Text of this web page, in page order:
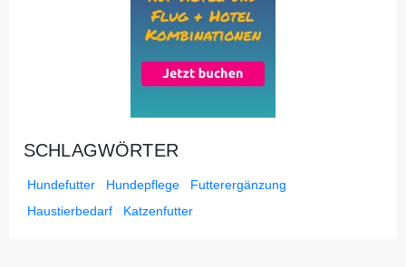
SCHLAGWÖRTER
Hundefutter Hundepflege
Futterergänzung
Haustierbedarf
Katzenfutter